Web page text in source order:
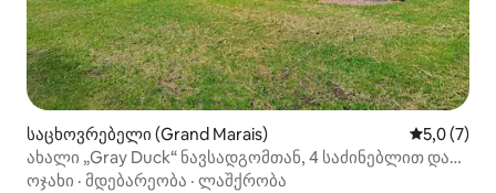
საცხოვრებელი (Grand Marais) საშუალო
5,0 (7)
ახალი „Gray Duck“ ნავსადგომთან, 4 საძინებლით და
საუნით!
ოჯახი · მდებარეობა · ლაშქრობა